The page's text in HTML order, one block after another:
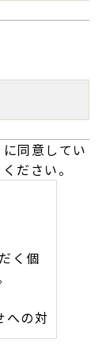
同意してい
ださい。
く個
への対